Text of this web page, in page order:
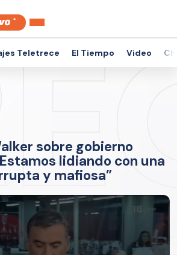
Teletrece El Tiempo Video
sobre gobierno
lidiando con una
y mafiosa”